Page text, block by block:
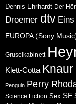
Dennis Ehrhardt Der
Droemer dtv
EUROPA (Sony
Gruselkabinett
Klett-Cotta Knaur
Penguin Perry
Science Fiction Sex SF